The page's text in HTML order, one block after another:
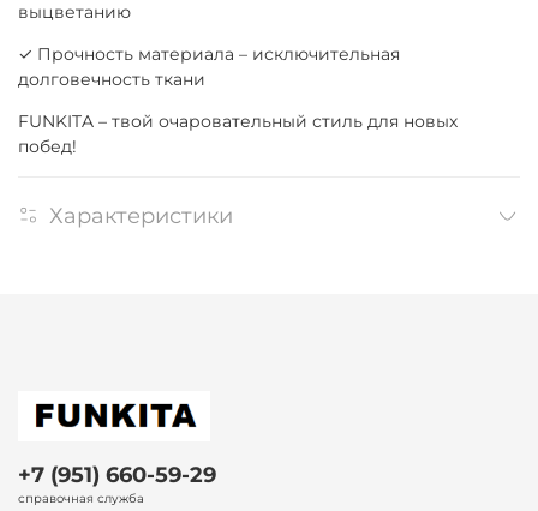
выцветанию
✓ Прочность материала – исключительная
долговечность ткани
FUNKITA – твой очаровательный стиль для новых
побед!
Характеристики
+7 (951) 660-59-29
справочная служба